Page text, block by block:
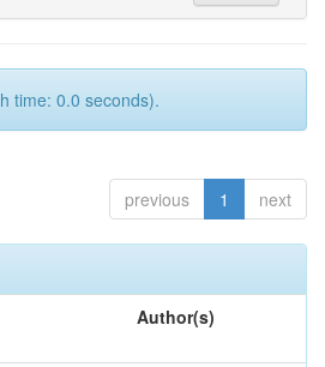
time: 0.0 seconds).
previous 1 next
Author(s)